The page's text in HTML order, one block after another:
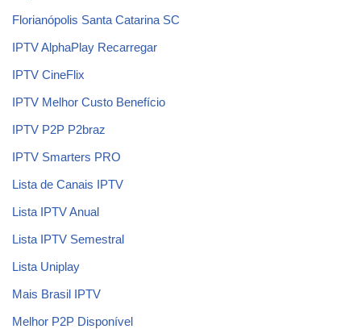
Florianópolis Santa Catarina SC
IPTV AlphaPlay Recarregar
IPTV CineFlix
IPTV Melhor Custo Benefício
IPTV P2P P2braz
IPTV Smarters PRO
Lista de Canais IPTV
Lista IPTV Anual
Lista IPTV Semestral
Lista Uniplay
Mais Brasil IPTV
Melhor P2P Disponível